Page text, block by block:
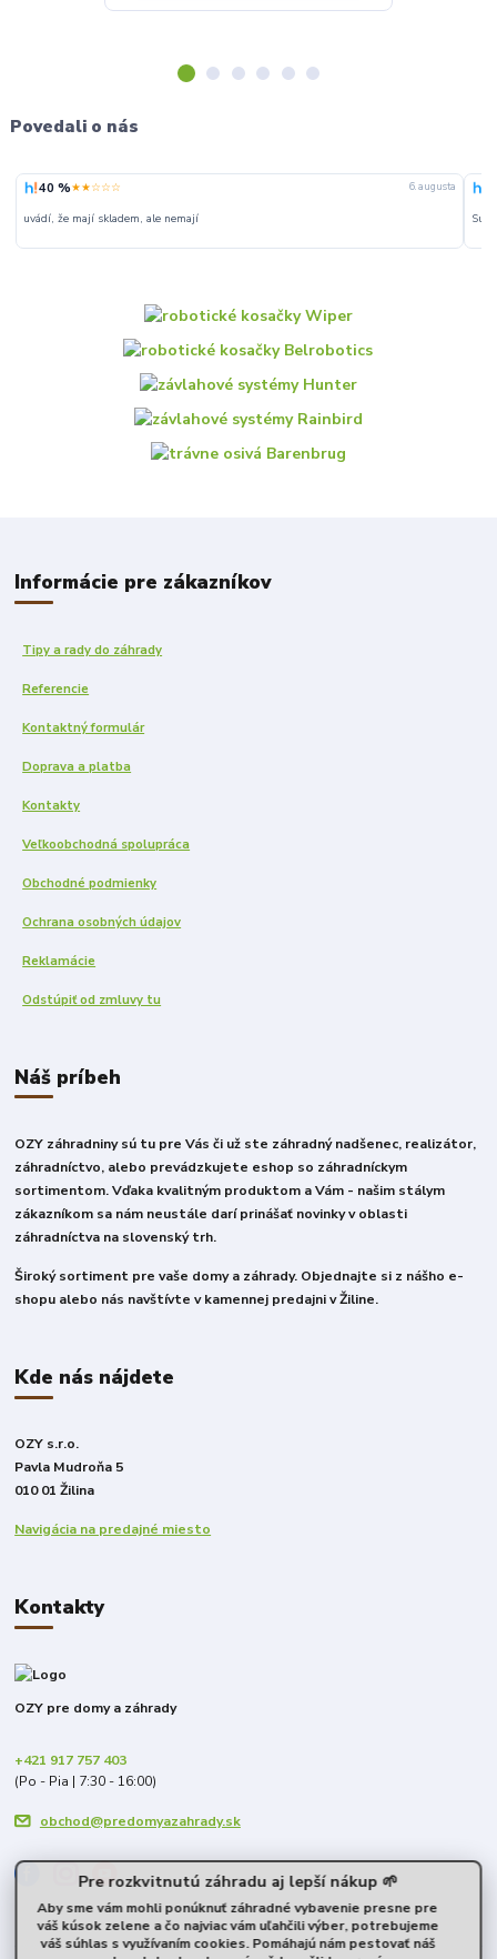
Povedali o nás
40 %★★☆☆☆ 6. augusta
uvádí, že mají skladem, ale nemají
Informácie pre zákazníkov
Tipy a rady do záhrady
Referencie
Kontaktný formulár
Doprava a platba
Kontakty
Veľkoobchodná spolupráca
Obchodné podmienky
Ochrana osobných údajov
Reklamácie
Odstúpiť od zmluvy tu
Náš príbeh
OZY záhradniny sú tu pre Vás či už ste záhradný nadšenec, realizátor,
záhradníctvo, alebo prevádzkujete eshop so záhradníckym
sortimentom. Vďaka kvalitným produktom a Vám - našim stálym
zákazníkom sa nám neustále darí prinášať novinky v oblasti
záhradníctva na slovenský trh.
Široký sortiment pre vaše domy a záhrady. Objednajte si z nášho e-
shopu alebo nás navštívte v kamennej predajni v Žiline.
Kde nás nájdete
OZY s.r.o.
Pavla Mudroňa 5
010 01 Žilina
Navigácia na predajné miesto
Kontakty
OZY pre domy a záhrady
+421 917 757 403
(Po - Pia | 7:30 - 16:00)
obchod@predomyazahrady.sk
Pre rozkvitnutú záhradu aj lepší nákup 🌱
Aby sme vám mohli ponúknuť záhradné vybavenie presne pre
váš kúsok zelene a čo najviac vám uľahčili výber, potrebujeme
váš súhlas s využívaním cookies. Pomáhajú nám pestovať náš